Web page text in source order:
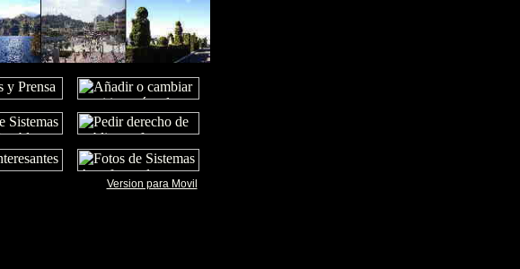
Version para Movil